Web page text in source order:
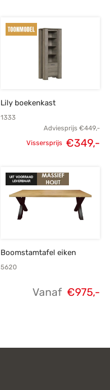
prijs is:
€159,-.
Lily boekenkast
1333
Adviesprijs €449,-
prijs was:
€449,-.
Vissersprijs €349,-
Boomstamtafel eiken
5620
Vanaf €975,-